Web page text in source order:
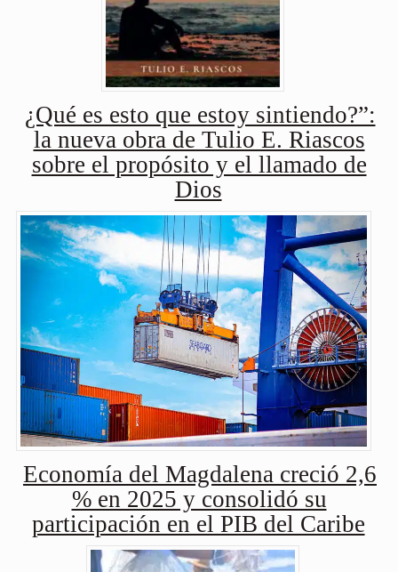
¿Qué es esto que estoy sintiendo?”:
la nueva obra de Tulio E. Riascos
sobre el propósito y el llamado de
Dios
Economía del Magdalena creció 2,6
% en 2025 y consolidó su
participación en el PIB del Caribe